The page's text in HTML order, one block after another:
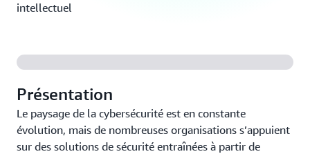
intellectuel
Présentation
Le paysage de la cybersécurité est en constante
évolution, mais de nombreuses organisations s’appuient
sur des solutions de sécurité entraînées à partir de